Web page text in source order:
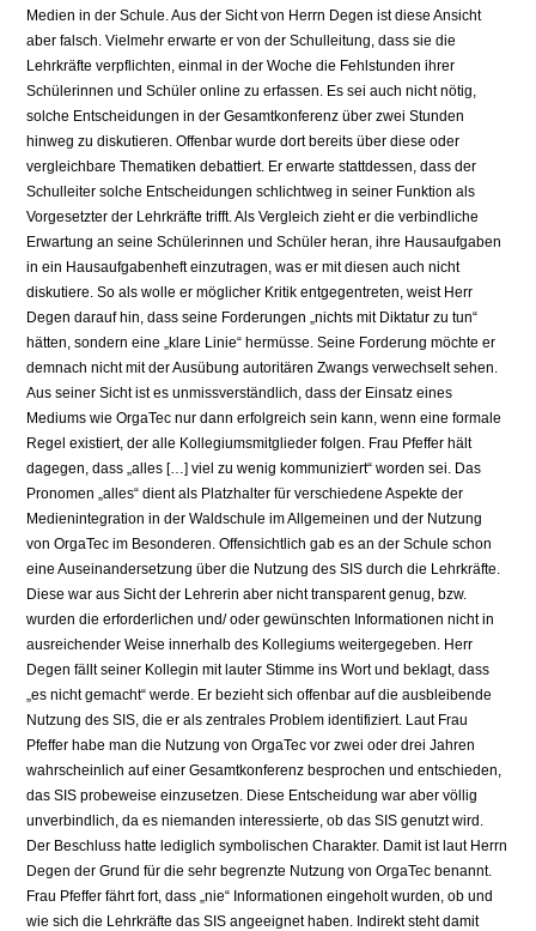
Medien in der Schule. Aus der Sicht von Herrn Degen ist diese Ansicht
aber falsch. Vielmehr erwarte er von der Schulleitung, dass sie die
Lehrkräfte verpflichten, einmal in der Woche die Fehlstunden ihrer
Schülerinnen und Schüler online zu erfassen. Es sei auch nicht nötig,
solche Entscheidungen in der Gesamtkonferenz über zwei Stunden
hinweg zu diskutieren. Offenbar wurde dort bereits über diese oder
vergleichbare Thematiken debattiert. Er erwarte stattdessen, dass der
Schulleiter solche Entscheidungen schlichtweg in seiner Funktion als
Vorgesetzter der Lehrkräfte trifft. Als Vergleich zieht er die verbindliche
Erwartung an seine Schülerinnen und Schüler heran, ihre Hausaufgaben
in ein Hausaufgabenheft einzutragen, was er mit diesen auch nicht
diskutiere. So als wolle er möglicher Kritik entgegentreten, weist Herr
Degen darauf hin, dass seine Forderungen „nichts mit Diktatur zu tun“
hätten, sondern eine „klare Linie“ hermüsse. Seine Forderung möchte er
demnach nicht mit der Ausübung autoritären Zwangs verwechselt sehen.
Aus seiner Sicht ist es unmissverständlich, dass der Einsatz eines
Mediums wie OrgaTec nur dann erfolgreich sein kann, wenn eine formale
Regel existiert, der alle Kollegiumsmitglieder folgen. Frau Pfeffer hält
dagegen, dass „alles […] viel zu wenig kommuniziert“ worden sei. Das
Pronomen „alles“ dient als Platzhalter für verschiedene Aspekte der
Medienintegration in der Waldschule im Allgemeinen und der Nutzung
von OrgaTec im Besonderen. Offensichtlich gab es an der Schule schon
eine Auseinandersetzung über die Nutzung des SIS durch die Lehrkräfte.
Diese war aus Sicht der Lehrerin aber nicht transparent genug, bzw.
wurden die erforderlichen und/ oder gewünschten Informationen nicht in
ausreichender Weise innerhalb des Kollegiums weitergegeben. Herr
Degen fällt seiner Kollegin mit lauter Stimme ins Wort und beklagt, dass
„es nicht gemacht“ werde. Er bezieht sich offenbar auf die ausbleibende
Nutzung des SIS, die er als zentrales Problem identifiziert. Laut Frau
Pfeffer habe man die Nutzung von OrgaTec vor zwei oder drei Jahren
wahrscheinlich auf einer Gesamtkonferenz besprochen und entschieden,
das SIS probeweise einzusetzen. Diese Entscheidung war aber völlig
unverbindlich, da es niemanden interessierte, ob das SIS genutzt wird.
Der Beschluss hatte lediglich symbolischen Charakter. Damit ist laut Herrn
Degen der Grund für die sehr begrenzte Nutzung von OrgaTec benannt.
Frau Pfeffer fährt fort, dass „nie“ Informationen eingeholt wurden, ob und
wie sich die Lehrkräfte das SIS angeeignet haben. Indirekt steht damit